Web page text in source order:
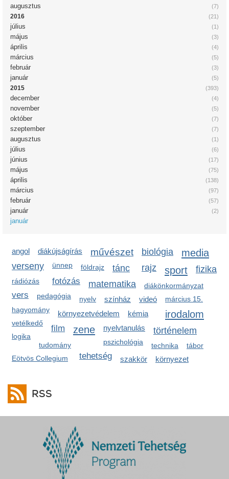
(7)
augusztus
(21)
2016
(1)
július
(3)
május
(4)
április
(5)
március
(3)
február
(5)
január
(393)
2015
(4)
december
(5)
november
(7)
október
(7)
szeptember
(1)
augusztus
(6)
július
(17)
június
(75)
május
(138)
április
(97)
március
(57)
február
(2)
január
január
angol diákújságírás művészet biológia media
verseny ünnep rajz
földrajz sport
fotózás
tánc
matematika
rádiózás
diákönkormányzat
fizika
vers pedagógia nyelv színház videó
március 15.
hagyomány
környezetvédelem irodalom
kémia
vetélkedő
film zene nyelvtanulás történelem
pszichológia
logika
tudomány
technika
tehetség
tábor
Eötvös Collegium
szakkör környezet
RSS